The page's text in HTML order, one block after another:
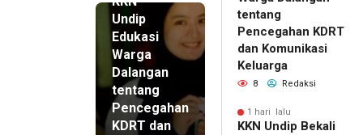
Undip
Edukasi
Warga
Dalangan
tentang
Pencegahan
KDRT dan
tentang
Pencegahan KDRT
dan Komunikasi
Keluarga
8 Redaksi
1 hari lalu
KKN Undip Bekali